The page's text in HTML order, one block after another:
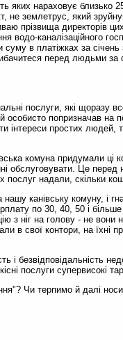
яких нараховує близько
землетрус, який
прізвища директорів
каналізаційного
в платіжках за
перед людьми за
послуги, які щоразу
особисто попризначав на
інтереси простих людей,
комуна придумали ці
обслуговувати. Це перед
послуг надали, скільки
канівську комуну, і
по 30, 40, 50 і
з ніг на голову - не
свої контори, на їхні
і безвідповідальність
послуги супервисокі
Чи терпимо й далі